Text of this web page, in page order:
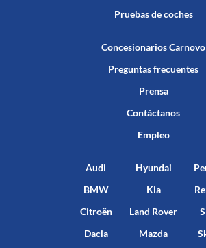
Pruebas de coches
Concesionarios Carnovo
Preguntas frecuentes
Prensa
Contáctanos
Empleo
Audi
BMW
Citroën
Dacia
Hyundai
Kia
Land Rover
Mazda